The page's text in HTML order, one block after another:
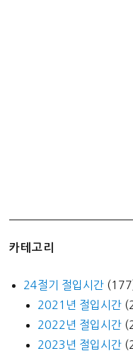
카테고리
24절기 절입시간
2021년 절입시간
2022년 절입시간
2023년 절입시간